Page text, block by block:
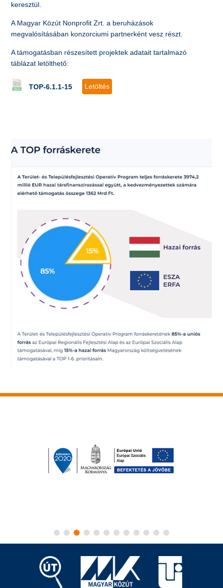
keresztül.
A Magyar Közút Nonprofit Zrt. a beruházások
megvalósításában konzorciumi partnerként vesz részt.
A támogatásban részesített projektek adatait tartalmazó
táblázat letölthető:
TOP-6.1.1-15 Letöltés